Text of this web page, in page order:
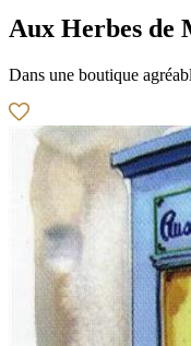
Aux Herbes de
Dans une boutique